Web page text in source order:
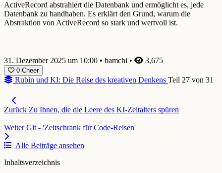
ActiveRecord abstrahiert die Datenbank und ermöglicht es, jede
Datenbank zu handhaben. Es erklärt den Grund, warum die
Abstraktion von ActiveRecord so stark und wertvoll ist.
31. Dezember 2025 um 10:00 • bamchi • 3,675
0 Cheer
Rubin und KI: Die Reise des kreativen Denkens Teil 27 von 31
Zurück Zu Ihnen, die die Leere des KI-Zeitalters spüren
Weiter Git - 'Zeitschrank für Code-Reisen'
Alle Beiträge ansehen
Inhaltsverzeichnis